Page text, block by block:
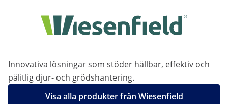
Innovativa lösningar som stöder hållbar, effektiv och
pålitlig djur- och grödshantering.
Visa alla produkter från Wiesenfield